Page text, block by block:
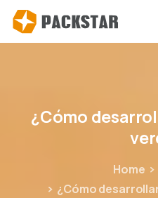
¿Cómo
Home
¿Cómo